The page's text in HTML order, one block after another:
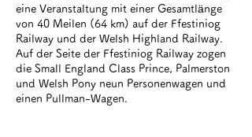
eine Veranstaltung mit einer Gesamtlänge
von 40 Meilen (64 km) auf der Ffestiniog
Railway und der Welsh Highland Railway.
Auf der Seite der Ffestiniog Railway zogen
die Small England Class Prince, Palmerston
und Welsh Pony neun Personenwagen und
einen Pullman-Wagen.